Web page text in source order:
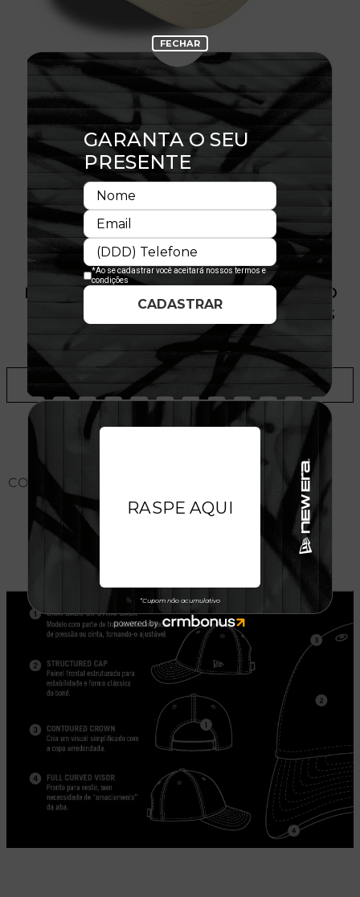
PRODUTO SEM ESTOQUE DÍSPONÍVEL NO
SITE, CONSULTE A DISPONIBILIDADE NAS
LOJAS
ADICIONAR A LISTA DE DESEJOS
CONHEÇA O MODELO DO BONÉ